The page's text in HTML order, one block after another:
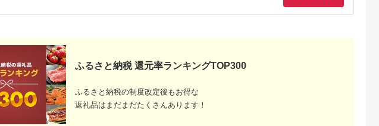
海道浦河産いちご「や
16,000
期便あり≫発送1月～
イチゴ おおきい スイ
い フルーツ 期間限定
人気いちご まるい 甘
すすめいちご ストロ
ベリー 苺ジャム いち
ご くだもの
17,000
6個入【 デザート 栃
10,000
旬のおいしさそのま
ま！池田農園の特殊冷
し 1.5kg 750g × 2 旬
ーザー サクサク 食感
12,000
【3回定期便】いちご
「あまおう」 約
月上旬順次発送開始
38,000
ふるさと納税 還元率ランキングTOP300
ふるさと納税の制度改定後もお得な
返礼品はまだまだたくさんあります！